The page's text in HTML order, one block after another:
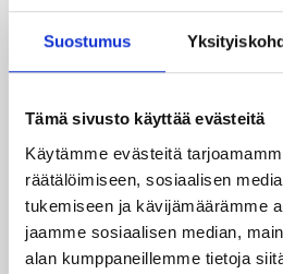
Suostumus
Tämä sivusto käyttää evästeitä
Käytämme evästeitä
räätälöimiseen, sosiaalisen
tukemiseen ja kävijämäärämme
jaamme sosiaalisen median,
alan kumppaneillemme tietoja
pahimmalle kilpailijalleen Caja
Valbusendille 57-88.
Lisätietoja:http://www.feb.es/
Henkilöt